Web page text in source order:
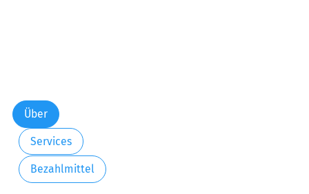
Über
Services
Bezahlmittel